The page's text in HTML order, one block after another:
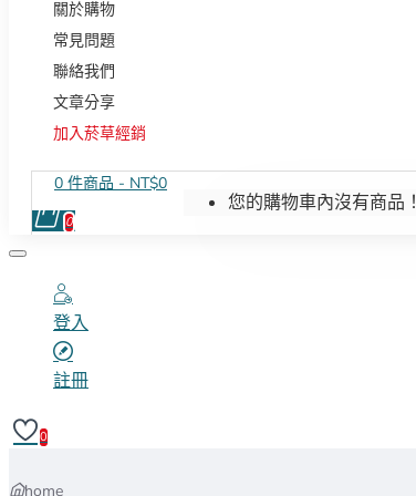
關於購物
常見問題
聯絡我們
文章分享
加入菸草經銷
0 件商品 - NT$0
0
您的購物車內沒有商品！
登入
註冊
0
home